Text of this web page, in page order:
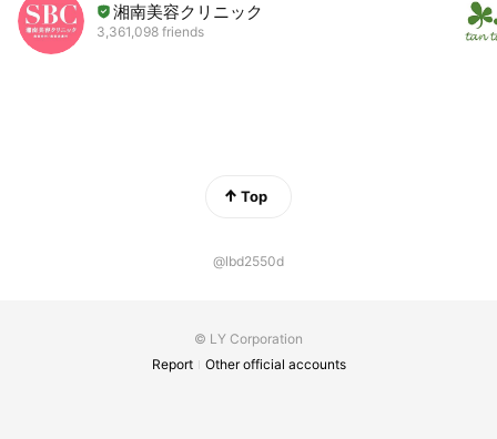
湘南美容クリニック
3,361,098 friends
Top
@lbd2550d
© LY Corporation
Report
Other official accounts